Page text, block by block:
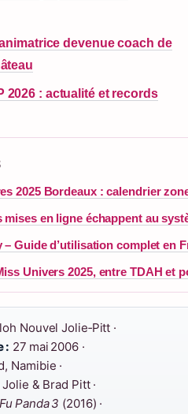
devenue coach de
2026 : actualité et records
2025 Bordeaux : calendrier
mises en ligne échappent au
– Guide d’utilisation complet en
Univers 2025, entre TDAH et
Nouvel Jolie‑Pitt ·
: 27 mai 2006 ·
Namibie ·
& Brad Pitt ·
Panda 3 (2016) ·